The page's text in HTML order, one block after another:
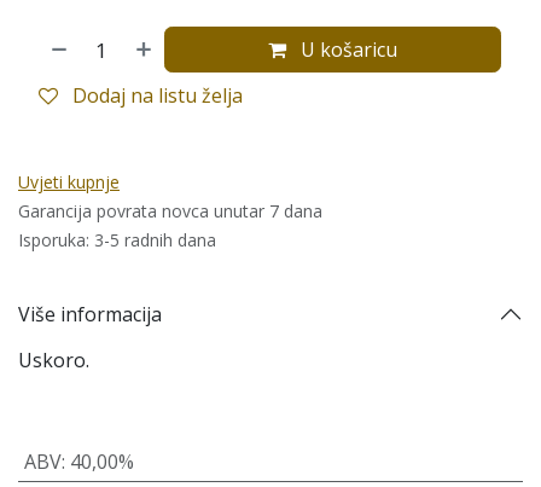
U košaricu
Dodaj na listu želja
Uvjeti kupnje
Garancija povrata novca unutar 7 dana
Isporuka: 3-5 radnih dana
Više informacija
Uskoro.
ABV: 40,00%